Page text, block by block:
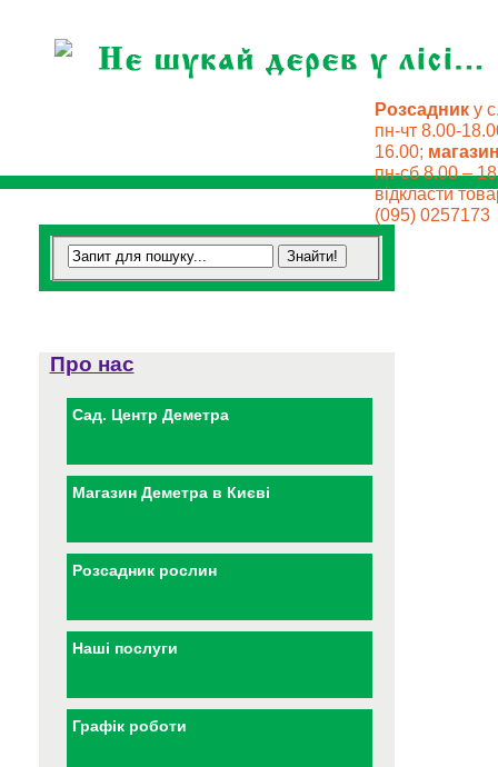
Розсадник у
пн-чт 8.00-
16.00;
пн-сб 8.00 –
відкласти
(095) 0257173
Про нас
Сад. Центр Деметра
Магазин Деметра в Києві
Розсадник рослин
Наші послуги
Графік роботи